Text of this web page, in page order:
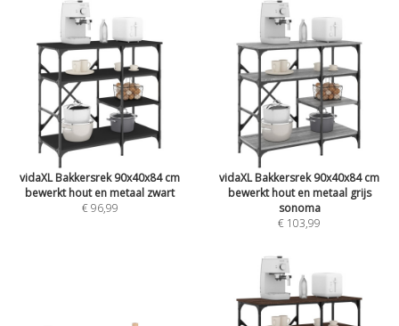
vidaXL Bakkersrek 90x40x84 cm
bewerkt hout en metaal zwart
€ 96,99
vidaXL Bakkersrek 90x40x84 cm
bewerkt hout en metaal grijs
sonoma
€ 103,99